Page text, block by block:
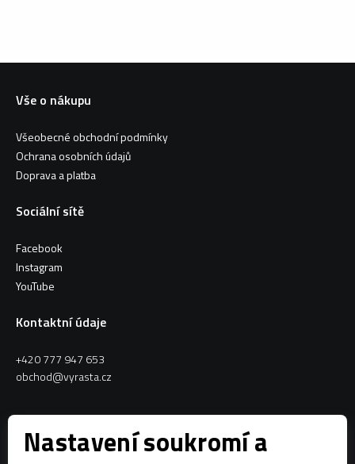
Vše o nákupu
Všeobecné obchodní podmínky
Ochrana osobních údajů
Doprava a platba
Sociální sítě
Facebook
Instagram
YouTube
Kontaktní údaje
+420 777 947 653
obchod@vyrasta.cz
Kontakty
Nastavení soukromí a